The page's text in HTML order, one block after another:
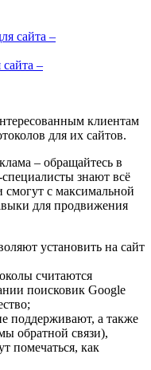
–
клиентам
для их сайтов.
– обращайтесь в
знают всё
с максимальной
для продвижения
установить на сайт
считаются
поисковик Google
поддерживают, а также
обратной связи),
помечаться, как